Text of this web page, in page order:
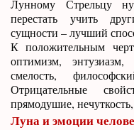
Лунному Стрельцу
перестать учить
сущности – лучший
К положительным
оптимизм,
смелость,
Отрицательные
прямодушие,
Луна и эмоции